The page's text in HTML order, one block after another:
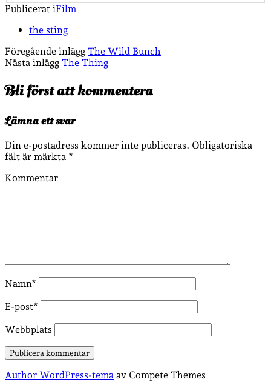
Publicerat iFilm
the sting
Föregående inlägg The Wild Bunch
Nästa inlägg The Thing
Bli först att kommentera
Lämna ett svar
Din e-postadress kommer inte publiceras. Obligatoriska
fält är märkta *
Kommentar
Namn*
E-post*
Webbplats
Author WordPress-tema av Compete Themes